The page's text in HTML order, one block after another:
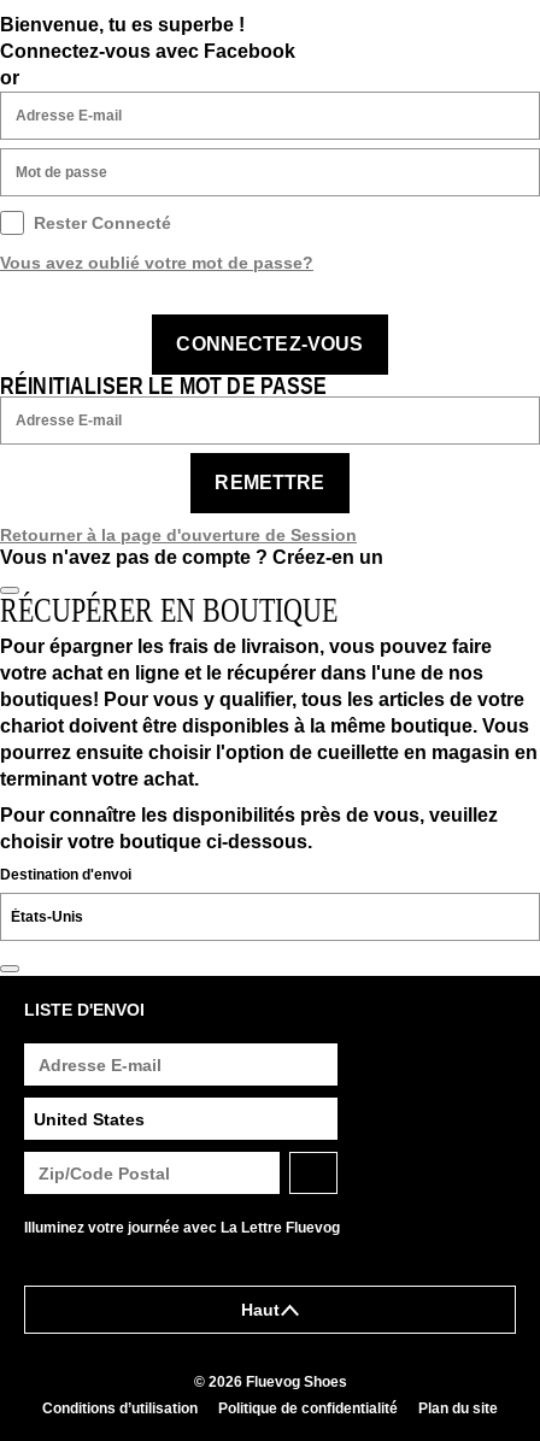
Bienvenue, tu es superbe !
Connectez-vous avec Facebook
or
Rester Connecté
Vous avez oublié votre mot de passe?
CONNECTEZ-VOUS
RÉINITIALISER LE MOT DE PASSE
REMETTRE
Retourner à la page d'ouverture de Session
Vous n'avez pas de compte ? Créez-en un
RÉCUPÉRER EN BOUTIQUE
Pour épargner les frais de livraison, vous pouvez faire
votre achat en ligne et le récupérer dans l'une de nos
boutiques! Pour vous y qualifier, tous les articles de votre
chariot doivent être disponibles à la même boutique. Vous
pourrez ensuite choisir l'option de cueillette en magasin en
terminant votre achat.
Pour connaître les disponibilités près de vous, veuillez
choisir votre boutique ci-dessous.
Destination d'envoi
LISTE D'ENVOI
Illuminez votre journée avec La Lettre Fluevog
Haut
© 2026 Fluevog Shoes
Conditions d’utilisation
Politique de confidentialité Plan du site